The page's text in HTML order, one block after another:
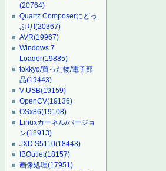
(20764)
Quartz Composerにどっ
ぷり!(20367)
AVR(19967)
Windows 7
Loader(19885)
tokkyo/買った物/電子部
品(19443)
V-USB(19159)
OpenCV(19136)
OSx86(19108)
Linuxカーネル/バージョ
ン(18913)
JXD S5110(18443)
IBOutlet(18157)
画像処理(17951)